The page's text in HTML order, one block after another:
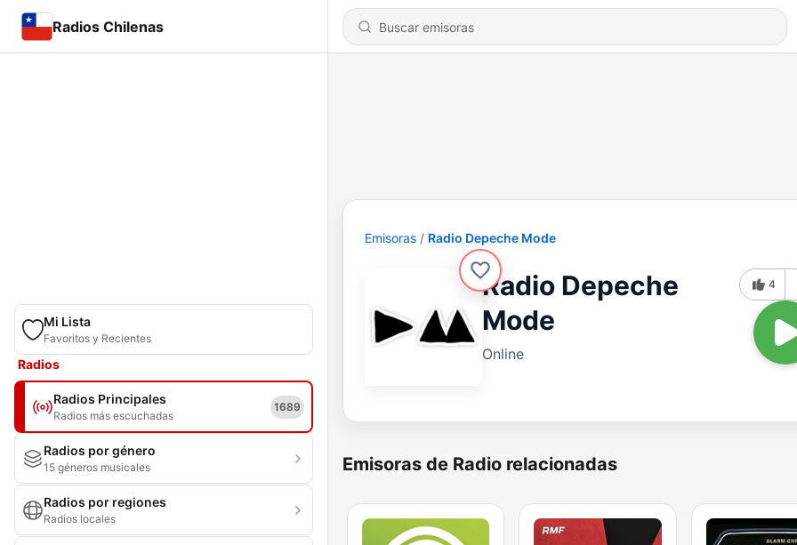
Radios Chilenas
Mi Lista
Favoritos y Recientes
Radios
Radios Principales
Radios más escuchadas
1689
Radios por género
15 géneros musicales
Radios por regiones
Radios locales
Emisoras Radio Depeche Mode
Radio Depeche
Mode
Online
4
Emisoras de Radio relacionadas